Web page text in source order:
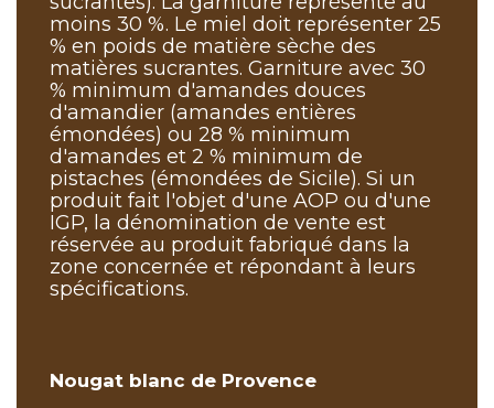
moins 30 %. Le miel doit représenter 25
% en poids de matière sèche des
matières sucrantes. Garniture avec 30
% minimum d'amandes douces
d'amandier (amandes entières
émondées) ou 28 % minimum
d'amandes et 2 % minimum de
pistaches (émondées de Sicile). Si un
produit fait l'objet d'une AOP ou d'une
IGP, la dénomination de vente est
réservée au produit fabriqué dans la
zone concernée et répondant à leurs
spécifications.
Nougat blanc de Provence